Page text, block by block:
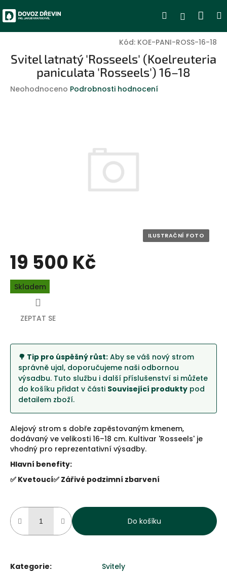
na
obsah
Hledat
Kód: KOE-PANI-ROSS-16-18
Svitel latnatý 'Rosseels' (Koelreuteria
paniculata 'Rosseels') 16–18
Průměrné
Neohodnoceno Podrobnosti hodnocení
19 500 Kč
Měrná
cena:
Skladem
Do košíku
🌳 Tip pro úspěšný růst: Aby se váš nový strom
správně ujal, doporučujeme naši odbornou
výsadbu. Tuto službu i další příslušenství si můžete
do košíku přidat v části Související produkty pod
detailem zboží.
Alejový strom s dobře zapěstovaným kmenem,
dodávaný ve velikosti 16–18 cm. Kultivar 'Rosseels' je
vhodný pro reprezentativní výsadby.
Hlavní benefity:
✅ Kvetoucí✅ Zářivé podzimní zbarvení
Kategorie:
Svitely
ZEPTAT SE